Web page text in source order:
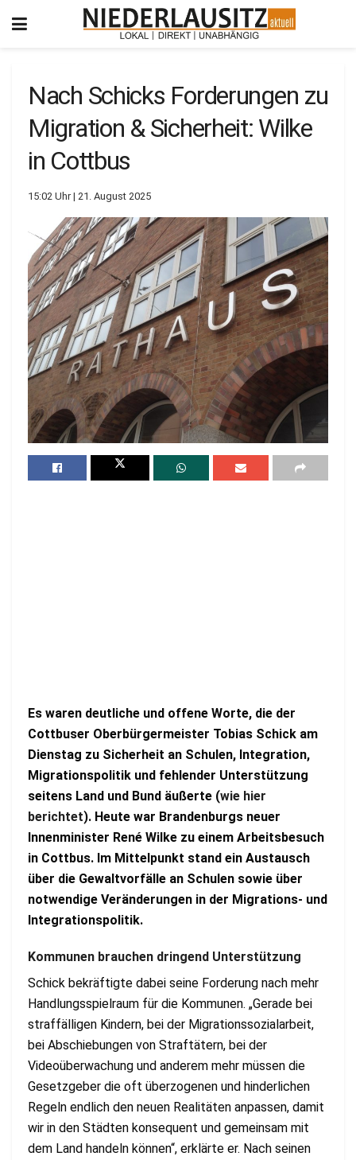
Nach Schicks Forderungen zu
Migration & Sicherheit: Wilke
in Cottbus
15:02 Uhr | 21. August 2025
Es waren deutliche und offene Worte, die der
Cottbuser Oberbürgermeister Tobias Schick am
Dienstag zu Sicherheit an Schulen, Integration,
Migrationspolitik und fehlender Unterstützung
seitens Land und Bund äußerte (wie hier
berichtet). Heute war Brandenburgs neuer
Innenminister René Wilke zu einem Arbeitsbesuch
in Cottbus. Im Mittelpunkt stand ein Austausch
über die Gewaltvorfälle an Schulen sowie über
notwendige Veränderungen in der Migrations- und
Integrationspolitik.
Kommunen brauchen dringend Unterstützung
Schick bekräftigte dabei seine Forderung nach mehr
Handlungsspielraum für die Kommunen. „Gerade bei
straffälligen Kindern, bei der Migrationssozialarbeit,
bei Abschiebungen von Straftätern, bei der
Videoüberwachung und anderem mehr müssen die
Gesetzgeber die oft überzogenen und hinderlichen
Regeln endlich den neuen Realitäten anpassen, damit
wir in den Städten konsequent und gemeinsam mit
dem Land handeln können“, erklärte er. Nach seinen